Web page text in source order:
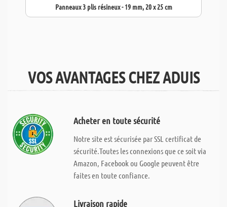
Panneaux 3 plis résineux - 19 mm, 20 x 25 cm
VOS AVANTAGES CHEZ ADUIS
Acheter en toute sécurité
Notre site est sécurisée par SSL certificat de
sécurité.Toutes les connexions que ce soit via
Amazon, Facebook ou Google peuvent être
faites en toute confiance.
Livraison rapide